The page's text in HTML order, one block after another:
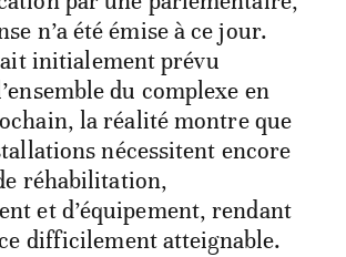
n’a été émise à ce jour.
initialement prévu
du complexe en
la réalité montre que
nécessitent encore
réhabilitation,
et d’équipement, rendant
difficilement atteignable.